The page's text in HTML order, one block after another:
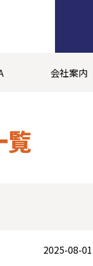
会社案内
覧
2025-08-01